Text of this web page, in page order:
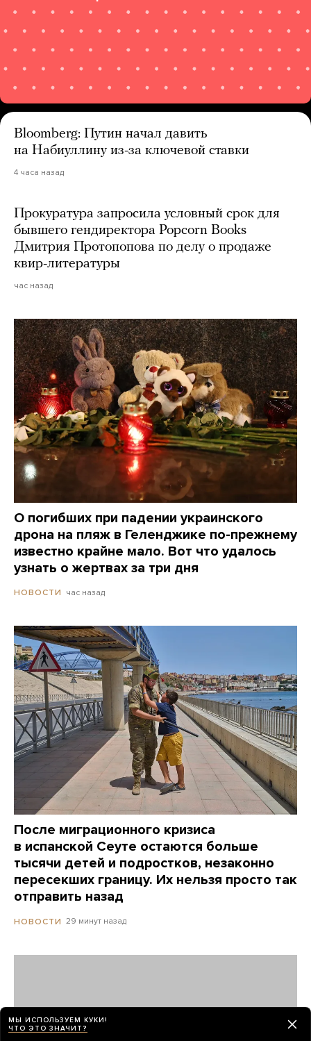
Bloomberg: Путин начал давить
на Набиуллину из-за ключевой ставки
4 часа назад
Прокуратура запросила условный срок для
бывшего гендиректора Popcorn Books
Дмитрия Протопопова по делу о продаже
квир-литературы
час назад
О погибших при падении украинского
дрона на пляж в Геленджике по-прежнему
известно крайне мало. Вот что удалось
узнать о жертвах за три дня
НОВОСТИ час назад
После миграционного кризиса
в испанской Сеуте остаются больше
тысячи детей и подростков, незаконно
пересекших границу. Их нельзя просто так
отправить назад
НОВОСТИ 29 минут назад
МЫ ИСПОЛЬЗУЕМ КУКИ!
ЧТО ЭТО ЗНАЧИТ?